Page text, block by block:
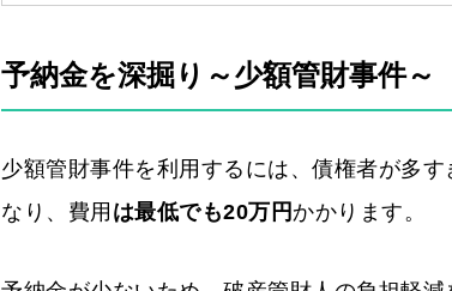
予納金を深掘り～少額管財事件～
少額管財事件を利用するには、債権者が多
なり、費用 は最低でも20万円かかります。